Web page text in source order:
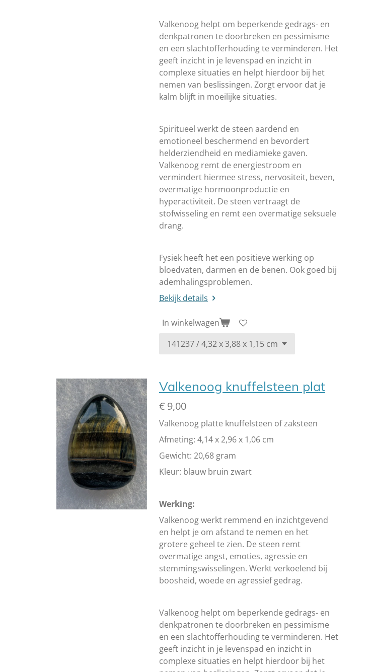
Valkenoog helpt om beperkende gedrags- en
denkpatronen te doorbreken en pessimisme
en een slachtofferhouding te verminderen. Het
geeft inzicht in je levenspad en inzicht in
complexe situaties en helpt hierdoor bij het
nemen van beslissingen. Zorgt ervoor dat je
kalm blijft in moeilijke situaties.
Spiritueel werkt de steen aardend en
emotioneel beschermend en bevordert
helderziendheid en mediamieke gaven.
Valkenoog remt de energiestroom en
vermindert hiermee stress, nervositeit, beven,
overmatige hormoonproductie en
hyperactiviteit. De steen vertraagt de
stofwisseling en remt een overmatige seksuele
drang.
Fysiek heeft het een positieve werking op
bloedvaten, darmen en de benen. Ook goed bij
ademhalingsproblemen.
Bekijk details
In winkelwagen
Valkenoog knuffelsteen plat
€ 9,00
Valkenoog platte knuffelsteen of zaksteen
Afmeting: 4,14 x 2,96 x 1,06 cm
Gewicht: 20,68 gram
Kleur: blauw bruin zwart
Werking:
Valkenoog werkt remmend en inzichtgevend
en helpt je om afstand te nemen en het
grotere geheel te zien. De steen remt
overmatige angst, emoties, agressie en
stemmingswisselingen. Werkt verkoelend bij
boosheid, woede en agressief gedrag.
Valkenoog helpt om beperkende gedrags- en
denkpatronen te doorbreken en pessimisme
en een slachtofferhouding te verminderen. Het
geeft inzicht in je levenspad en inzicht in
complexe situaties en helpt hierdoor bij het